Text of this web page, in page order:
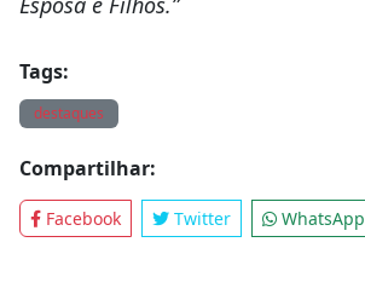
Esposa e Filhos.”
Tags:
destaques
Compartilhar:
Facebook Twitter WhatsApp